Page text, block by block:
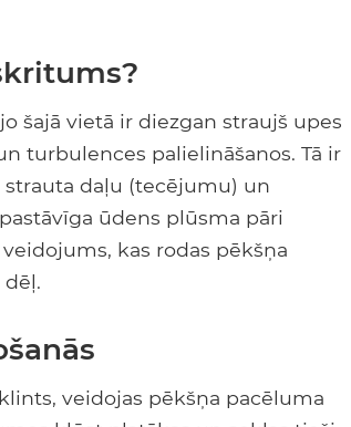
šajā vietā ir diezgan straujš upes
turbulences palielināšanos. Tā ir
daļu (tecējumu) un
ūdens plūsma pāri
kas rodas pēkšņa
veidojas pēkšņa pacēluma